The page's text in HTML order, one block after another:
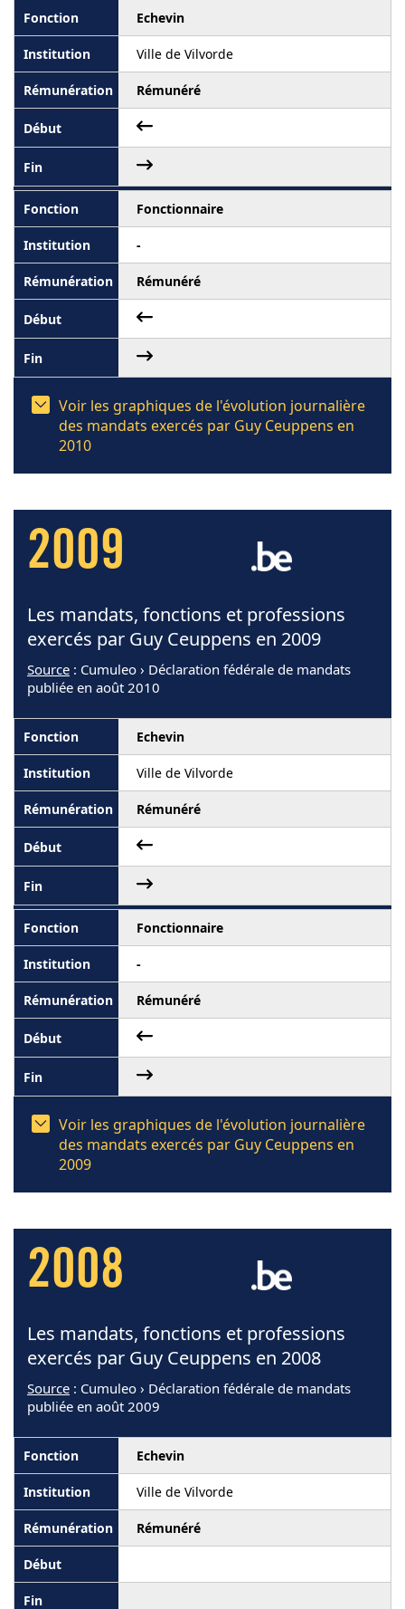
Echevin
Ville de Vilvorde
Rémunéré
Fonctionnaire
-
Rémunéré
Voir les graphiques de l'évolution journalière
des mandats exercés par Guy Ceuppens en
2010
2009
Les mandats, fonctions et professions
exercés par Guy Ceuppens en 2009
Source : Cumuleo › Déclaration fédérale de mandats
publiée en août 2010
Echevin
Ville de Vilvorde
Rémunéré
Fonctionnaire
-
Rémunéré
Voir les graphiques de l'évolution journalière
des mandats exercés par Guy Ceuppens en
2009
2008
Les mandats, fonctions et professions
exercés par Guy Ceuppens en 2008
Source : Cumuleo › Déclaration fédérale de mandats
publiée en août 2009
Echevin
Ville de Vilvorde
Rémunéré